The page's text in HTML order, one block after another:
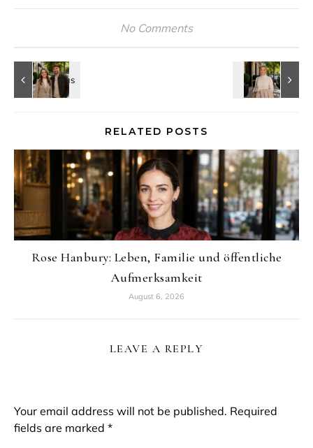
No Comments
RELATED POSTS
Rose Hanbury: Leben, Familie und öffentliche
Aufmerksamkeit
August 6, 2026
LEAVE A REPLY
Your email address will not be published. Required
fields are marked *